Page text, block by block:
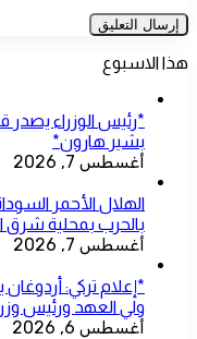
هذا الاسبوع
*رئيس الوزراء يصدر
بشير هارون*
أغسطس 7, 2026
بالحرب بمحلية شرق
أغسطس 7, 2026
*إعلام تركي:
ولي العهد ورئيس
أغسطس 6, 2026